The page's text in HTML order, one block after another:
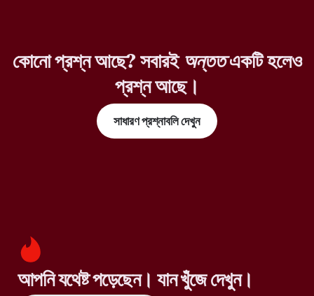
কোনো প্রশ্ন আছে? সবারইঅন্ততএকটি হলেও
প্রশ্ন আছে।
সাধারণ প্রশ্নাবলি দেখুন
আপনি যথেষ্ট পড়েছেন। যান খুঁজে দেখুন।